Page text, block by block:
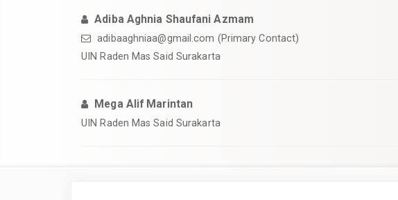
Adiba Aghnia Shaufani Azmam
adibaaghniaa@gmail.com (Primary Contact)
UIN Raden Mas Said Surakarta
Mega Alif Marintan
UIN Raden Mas Said Surakarta